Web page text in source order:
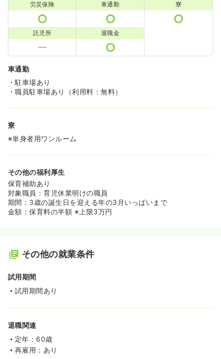
労災保険 車通勤 寮
託児所 退職金
車通勤
・駐車場あり
・職員駐車場あり（利用料：無料）
寮
※単身者用ワンルーム
その他の福利厚生
保育補助あり
対象職員：育児休業明けの職員
期間：3歳の誕生日を迎える年の3月いっぱいまで
金額：保育料の半額 ※上限3万円
その他の就業条件
試用期間
試用期間あり
退職関連
定年：60歳
再雇用：あり